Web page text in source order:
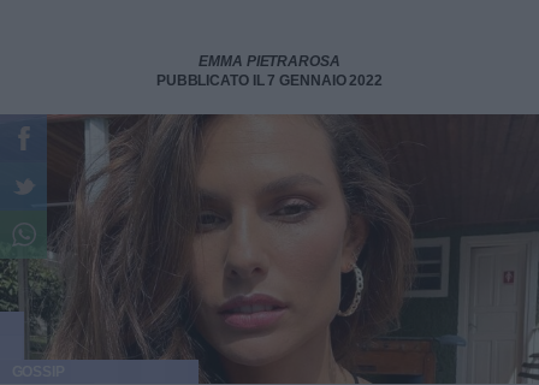
EMMA PIETRAROSA
PUBBLICATO IL 7 GENNAIO 2022